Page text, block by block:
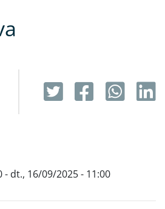
- dt., 16/09/2025 - 11:00